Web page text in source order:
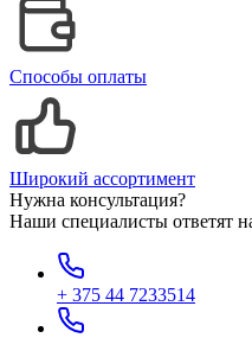
Способы оплаты
Широкий ассортимент
Нужна консультация?
Наши специалисты ответят
+ 375 44 7233514